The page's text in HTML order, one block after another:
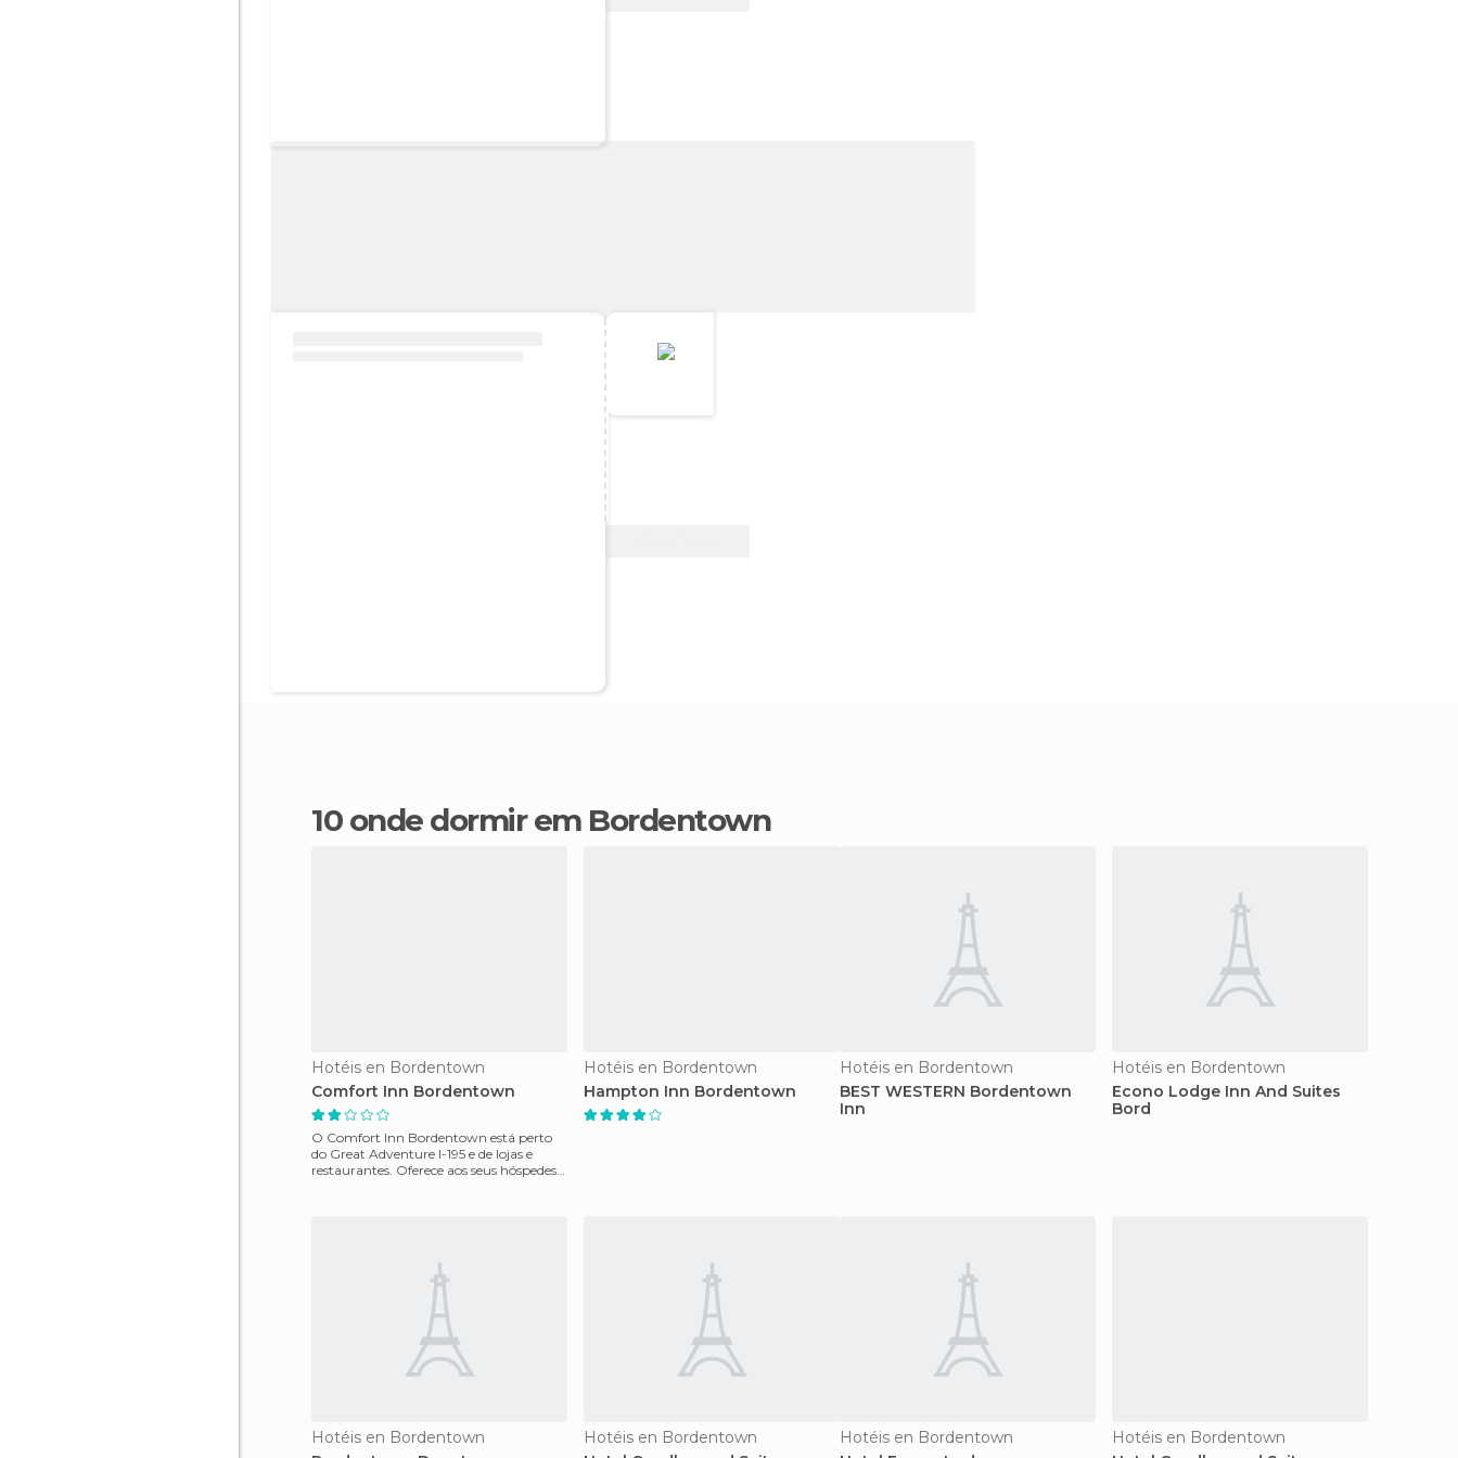
10 onde dormir em Bordentown
Hotéis en Bordentown
Comfort Inn Bordentown
O Comfort Inn Bordentown está perto
do Great Adventure I-195 e de lojas e
restaurantes. Oferece aos seus hóspedes
Hotéis en Bordentown
Hampton Inn Bordentown
Hotéis en Bordentown
BEST WESTERN Bordentown
Inn
Hotéis en Bordentown
Econo Lodge Inn And Suites
Bord
Hotéis en Bordentown
Hotéis en Bordentown
Hotéis en Bordentown
Hotéis en Bordentown